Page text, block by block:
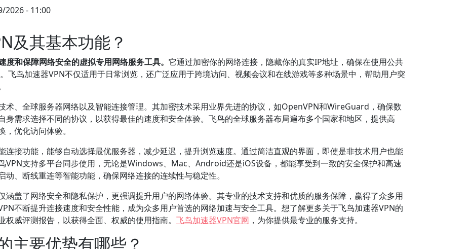
2026 - 11:00
及其基本功能？
和保障网络安全的虚拟专用网络服务工具。 它通过加密你的网络连接，隐藏你的真实IP地址，确保在使用公共
飞鸟加速器VPN不仅适用于日常浏览，还广泛应用于跨境访问、视频会议和在线游戏等多种场景中，帮助用户突
术、全球服务器网络以及智能连接管理。其加密技术采用业界先进的协议，如OpenVPN和WireGuard，确保数
身需求选择不同的协议，以获得最佳的速度和安全体验。飞鸟的全球服务器布局遍布多个国家和地区，提供高
优化访问体验。
连接功能，能够自动选择最优服务器，减少延迟，提升浏览速度。通过简洁直观的界面，即使是非技术用户也能
VPN支持多平台同步使用，无论是Windows、Mac、Android还是iOS设备，都能享受到一致的安全保护和高速
、断线重连等智能功能，确保网络连接的连续性与稳定性。
涵盖了网络安全和隐私保护，更强调提升用户的网络体验。其专业的技术支持和优质的服务保障，赢得了众多用
不断提升连接速度和安全性能，成为众多用户首选的网络加速与安全工具。想了解更多关于飞鸟加速器VPN的
威评测报告，以获得全面、权威的使用指南。 飞鸟加速器VPN官网 ，为你提供最专业的服务支持。
主要优势有哪些？